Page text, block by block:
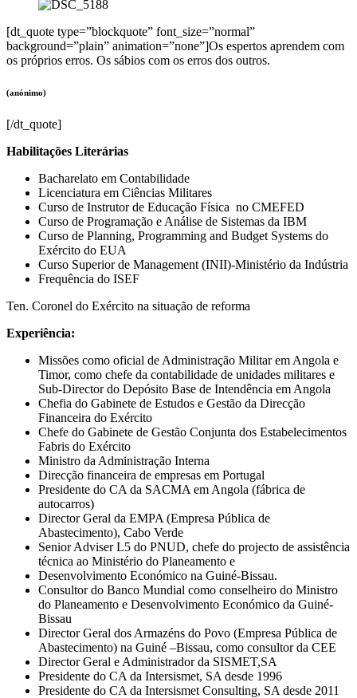
[dt_quote type=”blockquote” font_size=”normal”
background=”plain” animation=”none”]Os espertos aprendem com
os próprios erros. Os sábios com os erros dos outros.
(anónimo)
[/dt_quote]
Habilitações Literárias
Bacharelato em Contabilidade
Licenciatura em Ciências Militares
Curso de Instrutor de Educação Física no CMEFED
Curso de Programação e Análise de Sistemas da IBM
Curso de Planning, Programming and Budget Systems do
Exército do EUA
Curso Superior de Management (INII)-Ministério da Indústria
Frequência do ISEF
Ten. Coronel do Exército na situação de reforma
Experiência:
Missões como oficial de Administração Militar em Angola e
Timor, como chefe da contabilidade de unidades militares e
Sub-Director do Depósito Base de Intendência em Angola
Chefia do Gabinete de Estudos e Gestão da Direcção
Financeira do Exército
Chefe do Gabinete de Gestão Conjunta dos Estabelecimentos
Fabris do Exército
Ministro da Administração Interna
Direcção financeira de empresas em Portugal
Presidente do CA da SACMA em Angola (fábrica de
autocarros)
Director Geral da EMPA (Empresa Pública de
Abastecimento), Cabo Verde
Senior Adviser L5 do PNUD, chefe do projecto de assistência
técnica ao Ministério do Planeamento e
Desenvolvimento Económico na Guiné-Bissau.
Consultor do Banco Mundial como conselheiro do Ministro
do Planeamento e Desenvolvimento Económico da Guiné-
Bissau
Director Geral dos Armazéns do Povo (Empresa Pública de
Abastecimento) na Guiné –Bissau, como consultor da CEE
Director Geral e Administrador da SISMET,SA
Presidente do CA da Intersismet, SA desde 1996
Presidente do CA da Intersismet Consulting, SA desde 2011